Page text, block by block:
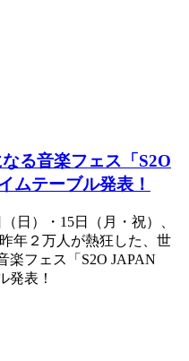
る音楽フェス「S2O
ムテーブル発表！
日）・15日（月・祝）、
年２万人が熱狂した、世
楽フェス「S2O JAPAN
発表！